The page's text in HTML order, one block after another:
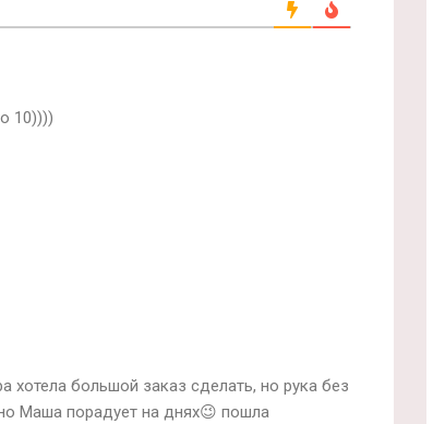
10))))
хотела большой заказ сделать, но рука без
Маша порадует на днях😉 пошла